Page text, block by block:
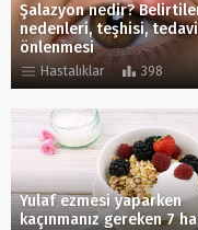
Şalazyon nedir?
nedenleri, teşhisi,
önlenmesi
Hastalıklar 398
Yulaf ezmesi yaparken
kaçınmanız gereken 7